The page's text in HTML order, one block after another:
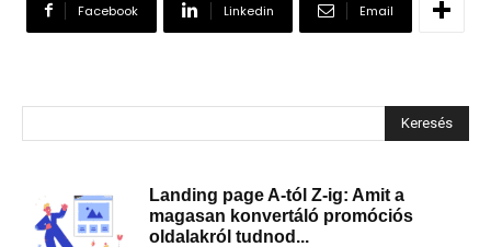
Facebook Linkedin Email
Keresés
Landing page A-tól Z-ig: Amit a
magasan konvertáló promóciós
oldalakról tudnod...